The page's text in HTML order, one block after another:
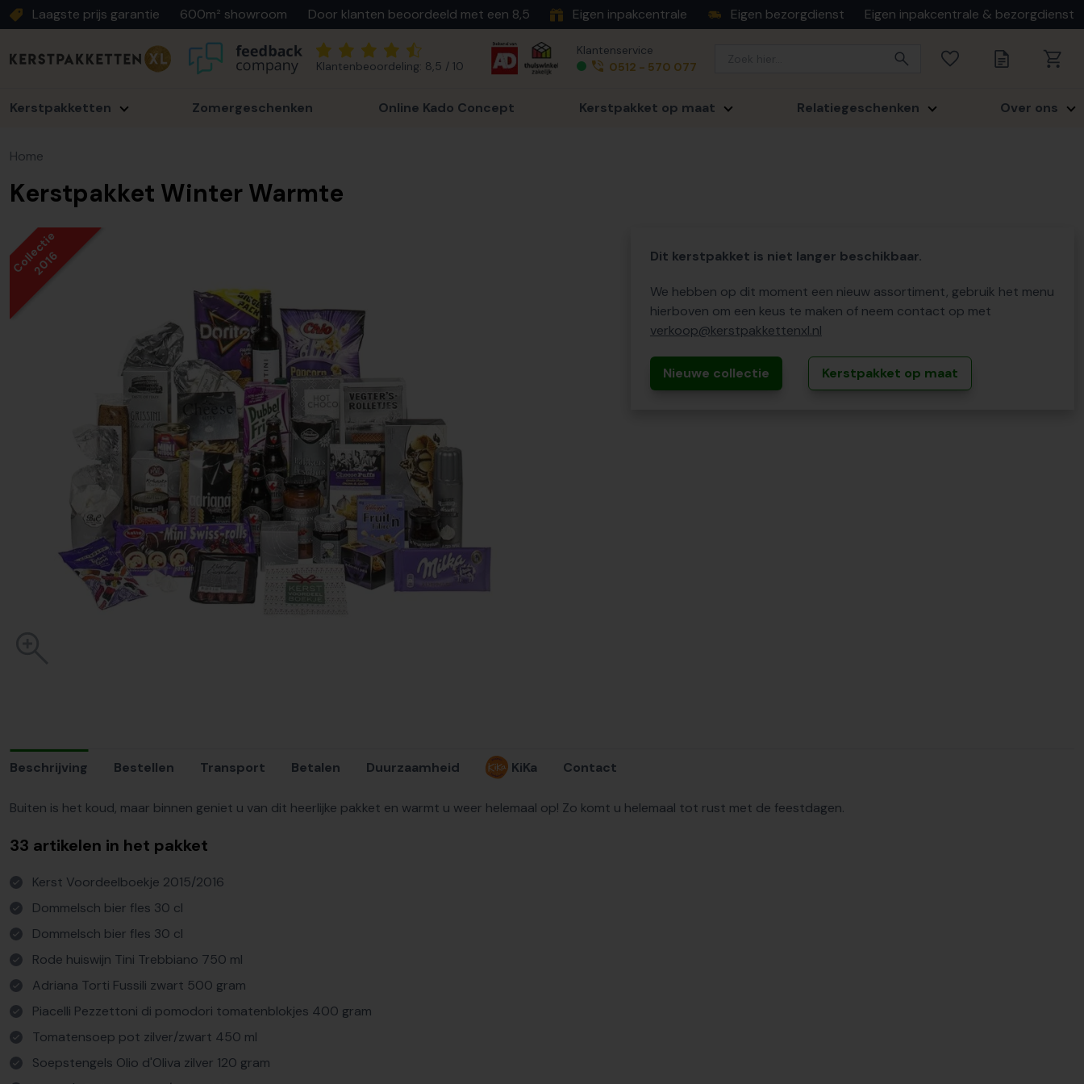
Laagste prijs garantie 600m² showroom Door klanten beoordeeld met een 8,5 Eigen inpakcentrale Eigen bezorgdienst Eigen inpakcentrale & bezorgdienst
Klantenbeoordeling: 8,5 / 10
Klantenservice
0512 - 570 077
Kerstpakketten Zomergeschenken Online Kado Concept Kerstpakket op maat Relatiegeschenken Over ons
Home
Kerstpakket Winter Warmte
Collectie
2016 Dit kerstpakket is niet langer beschikbaar.
We hebben op dit moment een nieuw assortiment, gebruik het menu
hierboven om een keus te maken of neem contact op met
verkoop@kerstpakkettenxl.nl
Nieuwe collectie Kerstpakket op maat
Beschrijving Bestellen Transport Betalen Duurzaamheid KiKa Contact
Buiten is het koud, maar binnen geniet u van dit heerlijke pakket en warmt u weer helemaal op! Zo komt u helemaal tot rust met de feestdagen.
33 artikelen in het pakket
Kerst Voordeelboekje 2015/2016
Dommelsch bier fles 30 cl
Dommelsch bier fles 30 cl
Rode huiswijn Tini Trebbiano 750 ml
Adriana Torti Fussili zwart 500 gram
Piacelli Pezzettoni di pomodori tomatenblokjes 400 gram
Tomatensoep pot zilver/zwart 450 ml
Soepstengels Olio d'Oliva zilver 120 gram